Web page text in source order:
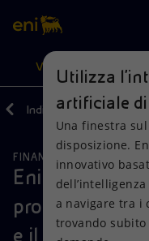
Cerca
scopri EnergIA, la
artificiale.
VISIONE
Visione
Mission e valori
Azioni
Diversificazione
Prodotti
Casa
Indietro Media
FINANZA, STRATEGIA E
Eni:
proprie nel
e il 30 agosto
Utilizza
artificiale di
Una finestra
disposizione.
innovativo
a navigare tra i
trovando